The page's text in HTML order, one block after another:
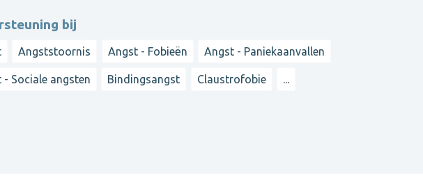
bij
Angststoornis Angst - Fobieën Angst - Paniekaanvallen
- Sociale angsten Bindingsangst Claustrofobie ...